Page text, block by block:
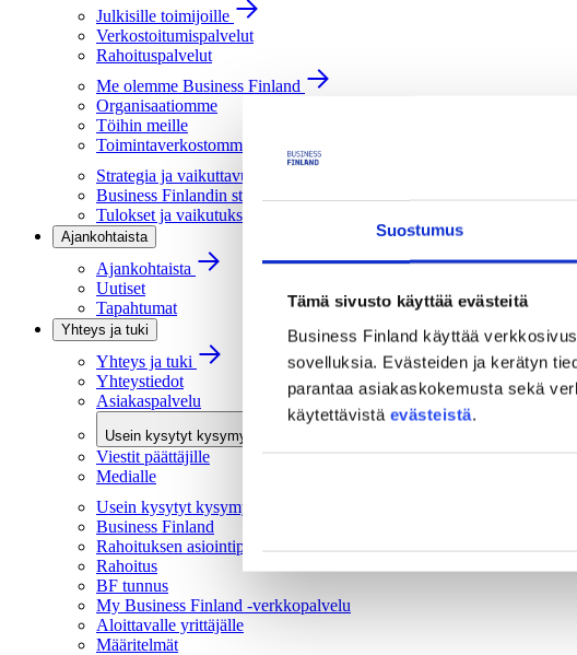
Suostumus
Tämä sivusto käyttää evästeitä
Business Finland käyttää
sovelluksia. Evästeiden ja kerätyn
parantaa asiakaskokemusta sekä
käytettävistä evästeistä.
Julkisille toimijoille
Verkostoitumispalvelut
Rahoituspalvelut
Me olemme Business Finland
Organisaatiomme
Töihin meille
Toimintaverkostomme
Strategia ja vaikuttavuus
Business Finlandin strategia 2030
Tulokset ja vaikutukset
Ajankohtaista
Ajankohtaista
Uutiset
Tapahtumat
Yhteys ja tuki
Yhteys ja tuki
Yhteystiedot
Asiakaspalvelu
Usein kysytyt kysymykset
Viestit päättäjille
Medialle
Usein kysytyt kysymykset
Business Finland
Rahoituksen asiointipalvelu
Rahoitus
BF tunnus
My Business Finland -verkkopalvelu
Aloittavalle yrittäjälle
Määritelmät